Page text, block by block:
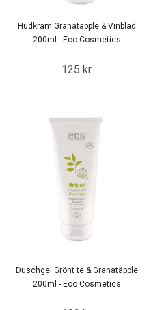
Hudkräm Granatäpple & Vinblad
200ml - Eco Cosmetics
125 kr
Duschgel Grönt te & Granatäpple
200ml - Eco Cosmetics